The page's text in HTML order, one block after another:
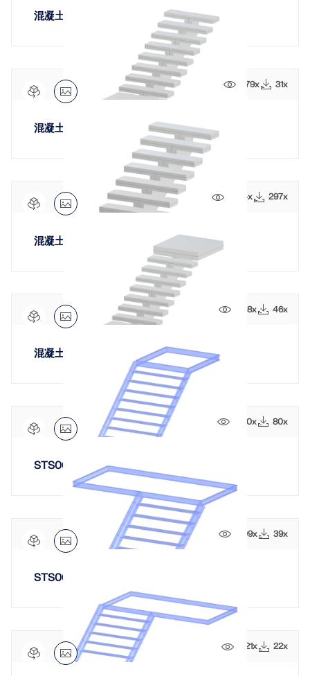
混凝土单跑楼梯带中央脊梁
1179x 31x
混凝土单跑楼梯带中心梁支座
3564x 297x
混凝土单跑楼梯中央脊梁
1358x 46x
混凝土单跑楼梯带中央脊柱梁
1420x 80x
STS001-e | 单跑钢楼梯
1609x 39x
STS001-g | 左侧平台单跑楼梯
1221x 22x